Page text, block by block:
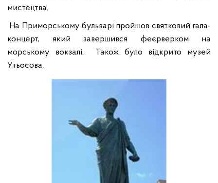
мистецтва.
На Приморському бульварі пройшов святковий гала-
концерт, який завершився феєрверком на
морському вокзалі.
Також було відкрито музей
Утьосова.